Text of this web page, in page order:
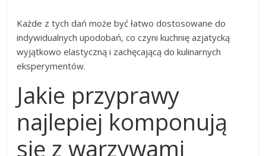
Każde z tych dań może być łatwo dostosowane do
indywidualnych upodobań, co czyni kuchnię azjatycką
wyjątkowo elastyczną i zachęcającą do kulinarnych
eksperymentów.
Jakie przyprawy
najlepiej komponują
się z warzywami